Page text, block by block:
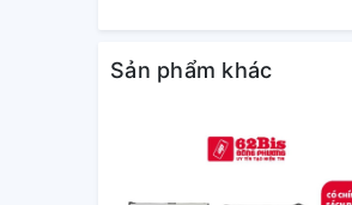
Sản phẩm khác